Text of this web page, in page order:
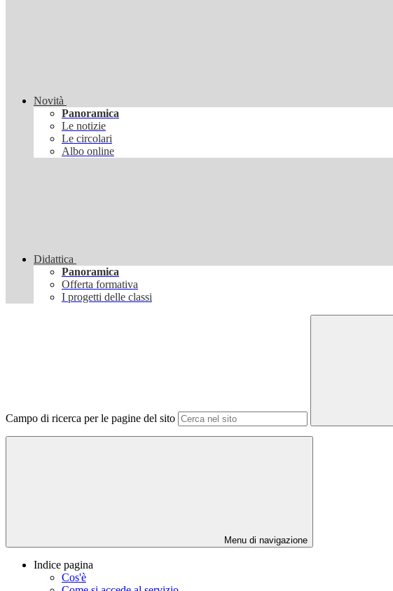
Novità
Panoramica
Le notizie
Le circolari
Albo online
Didattica
Panoramica
Offerta formativa
I progetti delle classi
Campo di ricerca per le pagine del sito
Menu di navigazione
Indice pagina
Cos'è